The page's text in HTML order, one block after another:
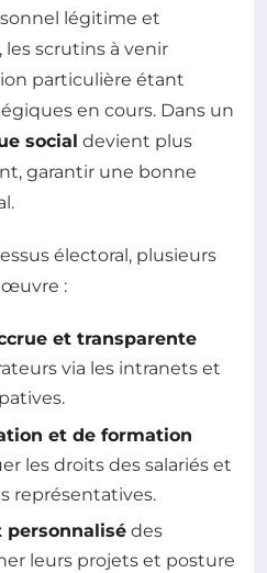
légitime et
les scrutins à venir
particulière étant
en cours. Dans un
social devient plus
garantir une bonne
électoral, plusieurs
œuvre :
et transparente
via les intranets et
et de formation
les droits des salariés et
représentatives.
personnalisé des
leurs projets et posture